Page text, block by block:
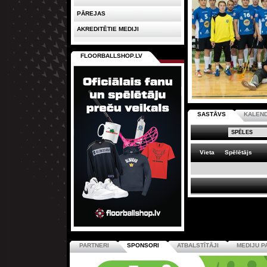
SASTĀVS
Vieta Spēlētājs
PĀREJAS
AKREDITĒTIE MEDIJI
FLOORBALLSHOP.LV
PARTNERI SPONSORI ATBALSTĪTĀJI MEDIJU